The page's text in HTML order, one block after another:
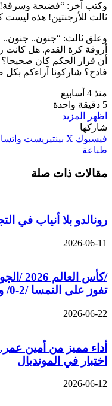
وكتب آخر: “فضيحة وسرقة!
ثالث للأرجنتين! هذه
وعلق ثالث: “جنون.. جنون..
أروقة كرة القدم. هل
أن قرار الحكم كان
فادح؟ شاركونا آراءكم
منذ 4 أسابيع
5 دقيقة واحدة
اظهر المزيد
شاركها
فيسبوك ‫X بينتيريست
طباعة
مقالات ذات صلة
رونالدو بلا أنياب في
2026-06-11
تفوز على النمسا /2-0/ وتتأهل للدور الثاني
2026-06-22
أداء مميز من أمين
اختبار في المونديال
2026-06-12